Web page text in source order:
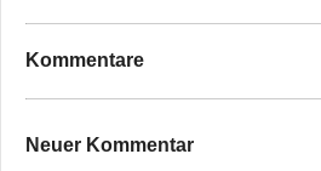
Kommentare
Neuer Kommentar